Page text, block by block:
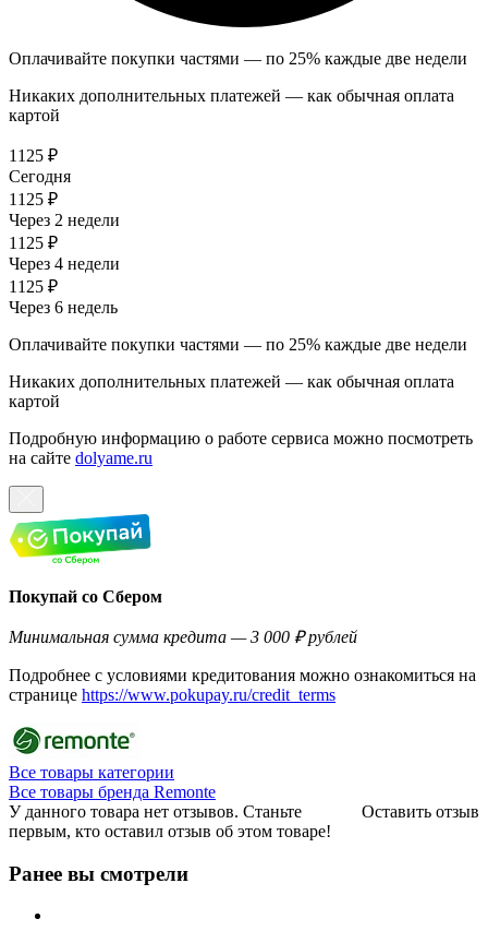
Оплачивайте покупки частями — по 25% каждые две недели
Никаких дополнительных платежей — как обычная оплата
картой
1125 ₽
Сегодня
1125 ₽
Через 2 недели
1125 ₽
Через 4 недели
1125 ₽
Через 6 недель
Оплачивайте покупки частями — по 25% каждые две недели
Никаких дополнительных платежей — как обычная оплата
картой
Подробную информацию о работе сервиса можно посмотреть
на сайте dolyame.ru
Покупай со Сбером
Минимальная сумма кредита — 3 000 ₽ рублей
Подробнее с условиями кредитования можно ознакомиться на
странице https://www.pokupay.ru/credit_terms
Все товары категории
Все товары бренда Remonte
Оставить отзыв
У данного товара нет отзывов. Станьте
первым, кто оставил отзыв об этом товаре!
Ранее вы смотрели